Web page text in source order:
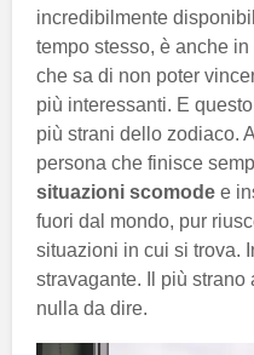
incredibilmente
tempo stesso, è anche
che sa di non poter
più interessanti. E
più strani dello zodiaco.
persona che finisce
situazioni scomode e
fuori dal mondo, pur
situazioni in cui si trova.
stravagante. Il più strano
nulla da dire.